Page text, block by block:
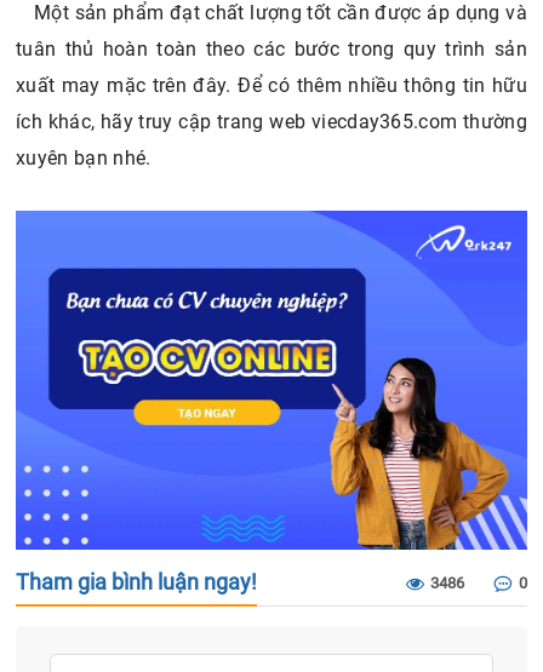
ích khác, hãy truy cập trang web viecday365.com thường
xuyên bạn nhé.
Tham gia bình luận ngay! 3486